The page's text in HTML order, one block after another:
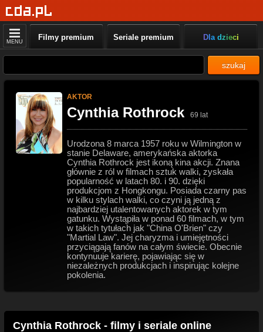
MENU Filmy premium Seriale premium Dla dzieci
szukaj
AKTOR
Cynthia Rothrock 69 lat
Urodzona 8 marca 1957 roku w Wilmington w
stanie Delaware, amerykańska aktorka
Cynthia Rothrock jest ikoną kina akcji. Znana
głównie z ról w filmach sztuk walki, zyskała
popularność w latach 80. i 90. dzięki
produkcjom z Hongkongu. Posiada czarny pas
w kilku stylach walki, co czyni ją jedną z
najbardziej utalentowanych aktorek w tym
gatunku. Wystąpiła w ponad 60 filmach, w tym
w takich tytułach jak "China O'Brien" czy
"Martial Law". Jej charyzma i umiejętności
przyciągają fanów na całym świecie. Obecnie
kontynuuje karierę, pojawiając się w
niezależnych produkcjach i inspirując kolejne
pokolenia.
Cynthia Rothrock - filmy i seriale online